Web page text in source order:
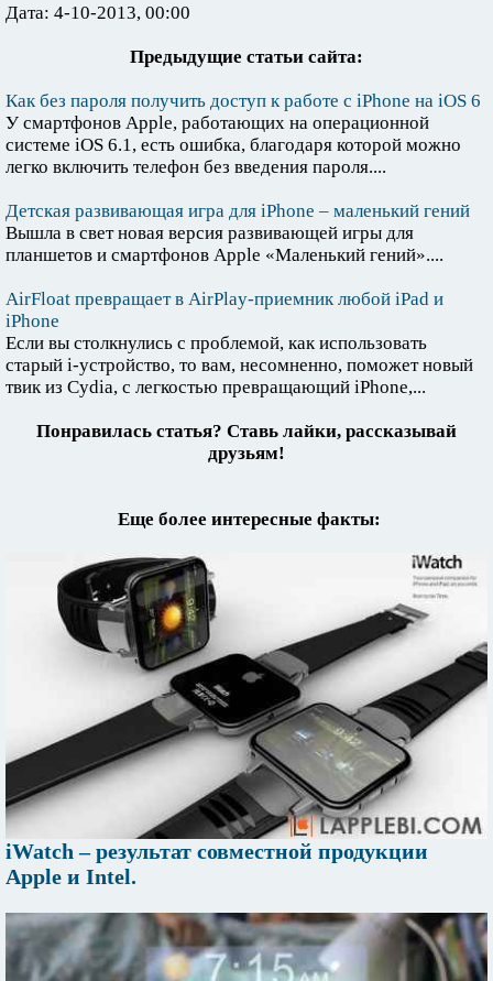
Дата: 4-10-2013, 00:00
Предыдущие статьи сайта:
Как без пароля получить доступ к работе с iPhone на iOS 6
У смартфонов Apple, работающих на операционной
системе iOS 6.1, есть ошибка, благодаря которой можно
легко включить телефон без введения пароля....
Детская развивающая игра для iPhone – маленький гений
Вышла в свет новая версия развивающей игры для
планшетов и смартфонов Apple «Маленький гений»....
AirFloat превращает в AirPlay-приемник любой iPad и
iPhone
Если вы столкнулись с проблемой, как использовать
старый i-устройство, то вам, несомненно, поможет новый
твик из Cydia, с легкостью превращающий iPhone,...
Понравилась статья? Ставь лайки, рассказывай
друзьям!
Еще более интересные факты:
iWatch – результат совместной продукции
Apple и Intel.